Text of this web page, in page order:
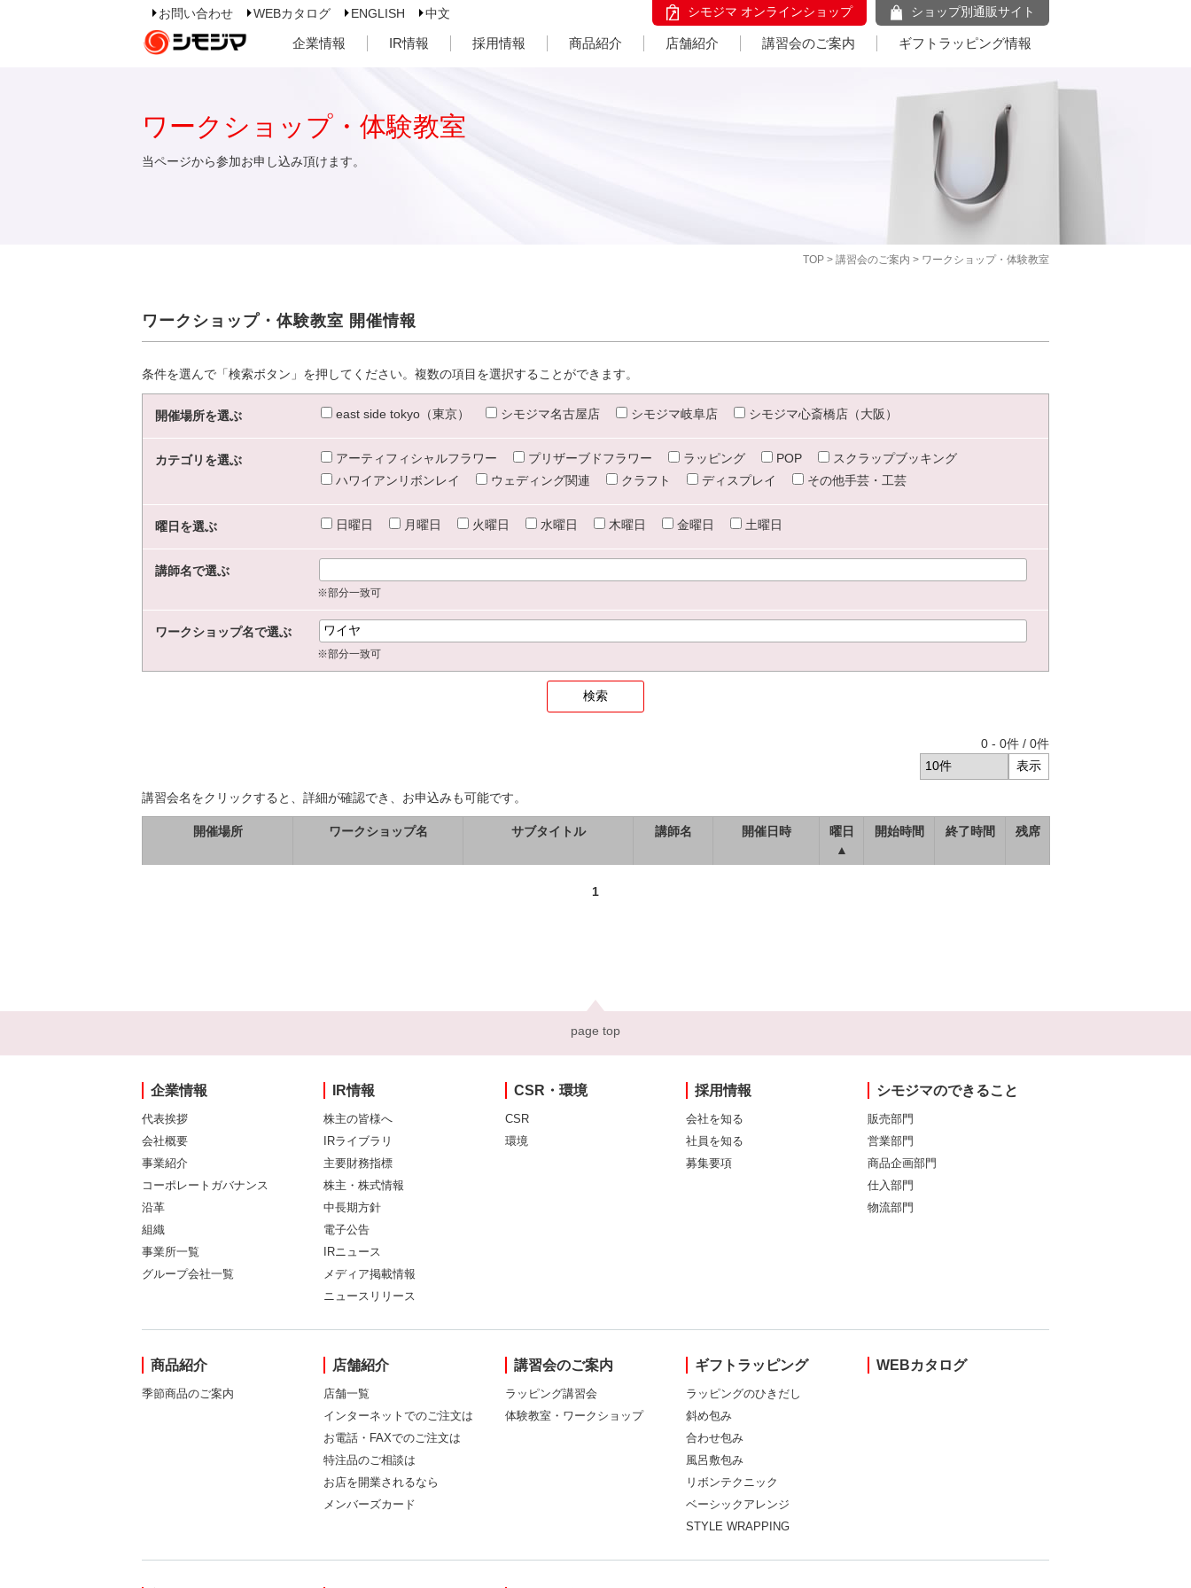
お問い合わせ WEBカタログ ENGLISH 中文 シモジマ オンラインショップ ショップ別通販サイト
企業情報 IR情報 採用情報 商品紹介 店舗紹介 講習会のご案内 ギフトラッピング情報
TOP > 講習会のご案内 > ワークショップ・体験教室
ワークショップ・体験教室
当ページから参加お申し込み頂けます。
ワークショップ・体験教室 開催情報
条件を選んで「検索ボタン」を押してください。複数の項目を選択することができます。
開催場所を選ぶ east side tokyo（東京） シモジマ名古屋店 シモジマ岐阜店 シモジマ心斎橋店（大阪）
カテゴリを選ぶ アーティフィシャルフラワー プリザーブドフラワー ラッピング POP
スクラップブッキング
ハワイアンリボンレイ
ウェディング関連 クラフト ディスプレイ その他手芸・工芸
曜日を選ぶ 日曜日 月曜日 火曜日 水曜日 木曜日 金曜日 土曜日
講師名で選ぶ
※部分一致可
ワークショップ名で選ぶ
※部分一致可
0 - 0件 / 0件
講習会名をクリックすると、詳細が確認でき、お申込みも可能です。
開催場所 ワークショップ名 サブタイトル 講師名 開催日時
曜日
▲
開始時間 終了時間 残席
1
page top
企業情報
代表挨拶
会社概要
事業紹介
コーポレートガバナンス
沿革
組織
事業所一覧
グループ会社一覧
IR情報
株主の皆様へ
IRライブラリ
主要財務指標
株主・株式情報
中長期方針
電子公告
IRニュース
メディア掲載情報
ニュースリリース
CSR・環境
CSR
環境
採用情報
会社を知る
社員を知る
募集要項
シモジマのできること
販売部門
営業部門
商品企画部門
仕入部門
物流部門
商品紹介
季節商品のご案内
店舗紹介
店舗一覧
インターネットでのご注文は
お電話・FAXでのご注文は
特注品のご相談は
お店を開業されるなら
メンバーズカード
講習会のご案内
ラッピング講習会
体験教室・ワークショップ
ギフトラッピング
ラッピングのひきだし
斜め包み
合わせ包み
風呂敷包み
リボンテクニック
ベーシックアレンジ
STYLE WRAPPING
WEBカタログ